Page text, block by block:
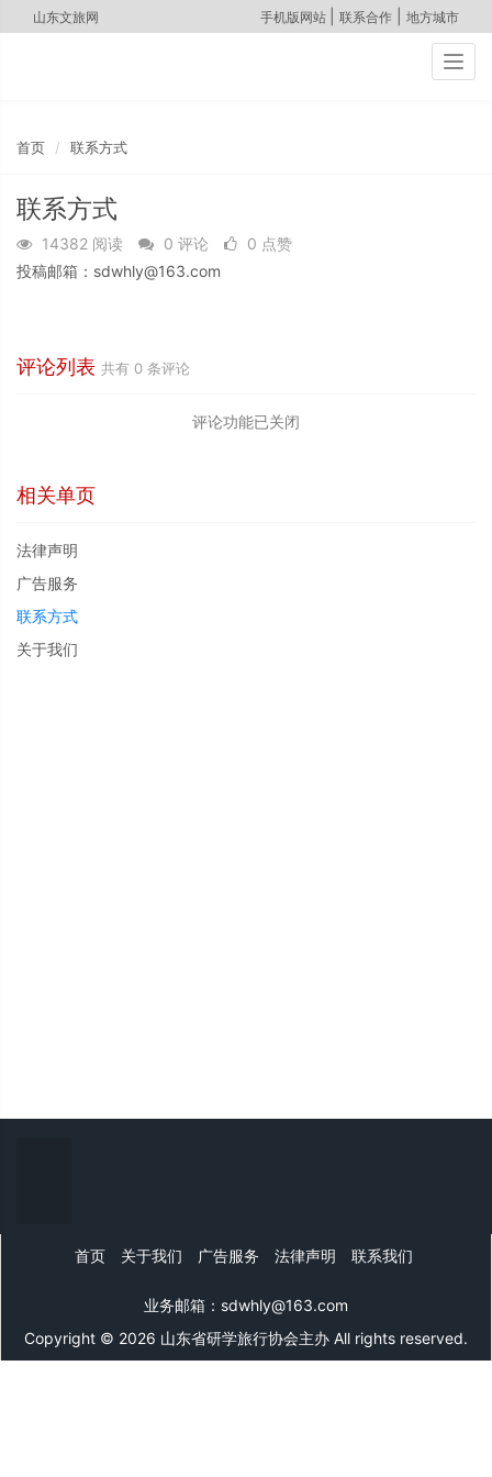
山东文旅网 手机版网站 联系合作 地方城市
首页 联系方式
联系方式
14382 阅读 0 评论
0 点赞
投稿邮箱：sdwhly@163.com
评论列表 共有 0 条评论
评论功能已关闭
相关单页
法律声明
广告服务
联系方式
关于我们
首页 关于我们 广告服务 法律声明 联系我们
业务邮箱：sdwhly@163.com
Copyright © 2026 山东省研学旅行协会主办 All rights reserved.